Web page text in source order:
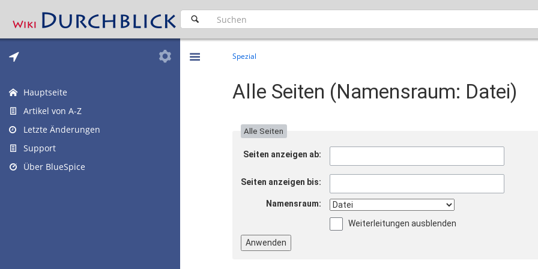
Hauptseite
Artikel von A-Z
Letzte Änderungen
Support
Über BlueSpice
Spezial
Alle Seiten (Namensraum: Datei)
Alle Seiten
Seiten anzeigen ab:
Seiten anzeigen bis:
Namensraum:
Weiterleitungen ausblenden